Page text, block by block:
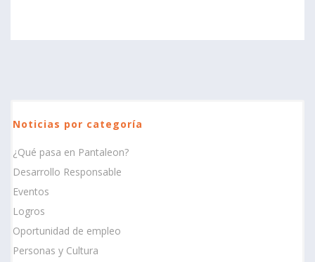
Noticias por categoría
¿Qué pasa en Pantaleon?
Desarrollo Responsable
Eventos
Logros
Oportunidad de empleo
Personas y Cultura